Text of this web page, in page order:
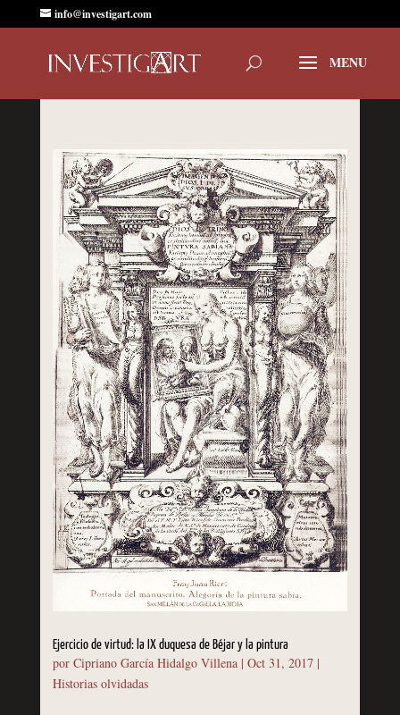
info@investigart.com
Ejercicio de virtud: la IX duquesa de Béjar y la pintura
por Cipriano García Hidalgo Villena| Oct 31, 2017|
Historias olvidadas